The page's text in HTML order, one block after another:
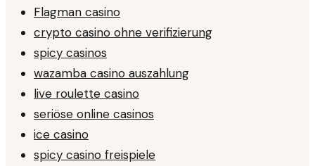
Flagman casino
crypto casino ohne verifizierung
spicy casinos
wazamba casino auszahlung
live roulette casino
seriöse online casinos
ice casino
spicy casino freispiele